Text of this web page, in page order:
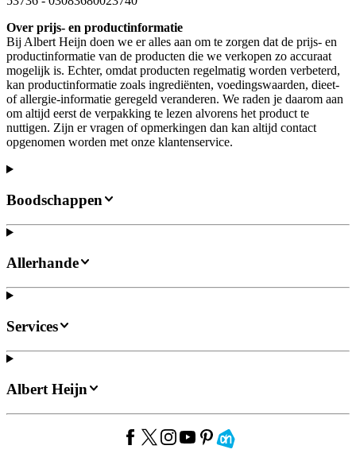
Over prijs- en productinformatie
Bij Albert Heijn doen we er alles aan om te zorgen dat de prijs- en
productinformatie van de producten die we verkopen zo accuraat
mogelijk is. Echter, omdat producten regelmatig worden verbeterd,
kan productinformatie zoals ingrediënten, voedingswaarden, dieet-
of allergie-informatie geregeld veranderen. We raden je daarom aan
om altijd eerst de verpakking te lezen alvorens het product te
nuttigen. Zijn er vragen of opmerkingen dan kan altijd contact
opgenomen worden met onze klantenservice.
Boodschappen
Allerhande
Services
Albert Heijn